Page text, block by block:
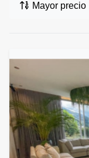
Mayor precio